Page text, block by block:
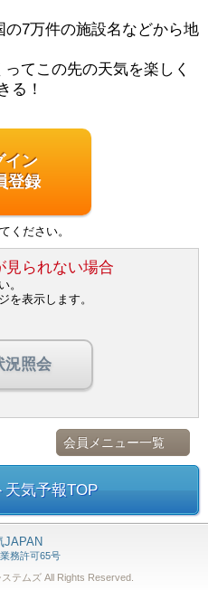
7万件の施設名などから地
てこの先の天気を楽しく
る！
イン
登録
ください。
見られない場合
。
を表示します。
況照会
会員メニュー一覧
天気予報TOP
JAPAN
務許可65号
テムズ All Rights Reserved.